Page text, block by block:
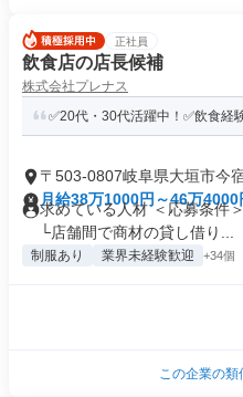
正社員
飲食店の店長候補
株式会社プレナス
✅20代・30代活躍中！✅飲食経
〒503-0807岐阜県大垣市今
月給38万1000円～46万4000
求めている人材 ＜応募条件
└店舗間で商材の貸し借り...
制服あり 業界未経験歓迎 +34個
この企業の類